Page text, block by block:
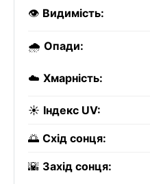
👁️ Видимість:
🌧️ Опади:
☁️ Хмарність:
☀️ Індекс UV:
🌅 Схід сонця:
🌇 Захід сонця: